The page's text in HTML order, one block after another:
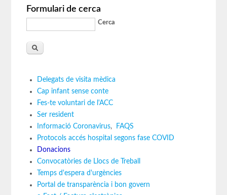
Formulari de cerca
Cerca
Delegats de visita mèdica
Cap infant sense conte
Fes-te voluntari de l'ACC
Ser resident
Informació Coronavirus,
FAQS
Protocols accés hospital segons fase COVID
Donacions
Convocatòries de Llocs de Treball
Temps d'espera d'urgències
Portal de transparència i bon govern